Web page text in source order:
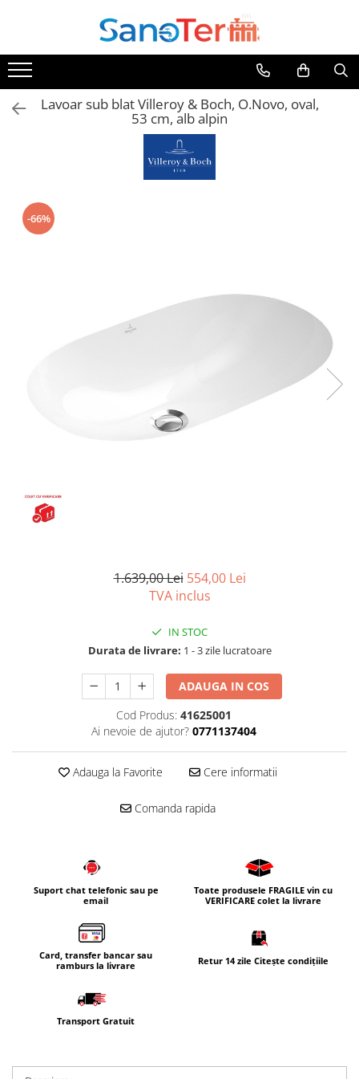
Toate Produsele
Obiecte Sanitare
Lavoare
Lavoare Colt Duble Speciale
Lavoare stative
Vase wc suspendate
Vase wc statative
Piedestale
Pisoare
Rezervore incastrate
Rame instalare
Seturi de mobilier si lavoar
Oglinzi baie si corpuri iluminat
Corpuri iluminat
Oglinzi cu dulapior
Rafturi incastrate
Accesorii pentru mobila
Baterii lavoar
Baterii cada
Seturi baterii
Cazi baie
Lavoar sub blat Villeroy & Boch, O.Novo, oval,
53 cm, alb alpin
-66%
1.639,00 Lei 554,00 Lei
TVA inclus
IN STOC
Durata de livrare: 1 - 3 zile lucratoare
ADAUGA IN COS
Cod Produs: 41625001
Ai nevoie de ajutor? 0771137404
Adauga la Favorite Cere informatii
Comanda rapida
Suport chat telefonic sau pe
email
Toate produsele FRAGILE vin cu
VERIFICARE colet la livrare
Card, transfer bancar sau
ramburs la livrare
Retur 14 zile Citește condițiile
Transport Gratuit